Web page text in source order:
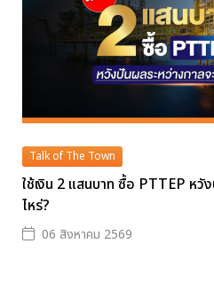
Talk of The Town
ใช้เงิน 2 แสนบาท ซื้อ PTTEP หวั
ไหร่?
06 สิงหาคม 2569